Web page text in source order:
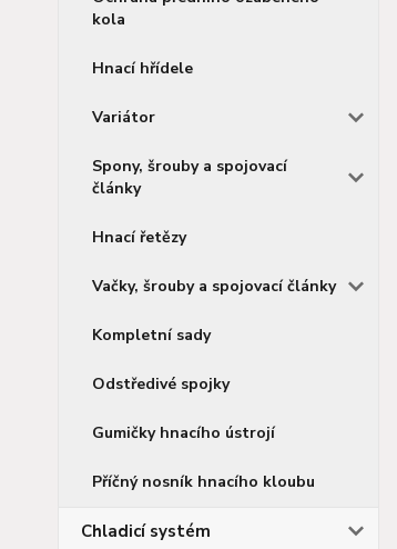
kola
Hnací hřídele
Variátor
Spony, šrouby a spojovací
články
Hnací řetězy
Vačky, šrouby a spojovací články
Kompletní sady
Odstředivé spojky
Gumičky hnacího ústrojí
Příčný nosník hnacího kloubu
Chladicí systém